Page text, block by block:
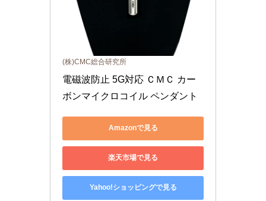
(株)CMC総合研究所
電磁波防止 5G対応 ＣＭＣ カー
ボンマイクロコイル ペンダント
Amazonで見る
楽天市場で見る
Yahoo!ショッピングで見る